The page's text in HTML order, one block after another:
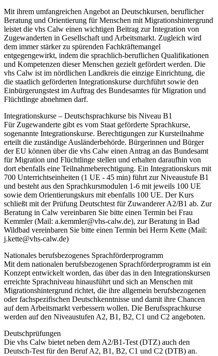
Mit ihrem umfangreichen Angebot an Deutschkursen, beruflicher
Beratung und Orientierung für Menschen mit Migrationshintergrund
leistet die vhs Calw einen wichtigen Beitrag zur Integration von
Zugewanderten in Gesellschaft und Arbeitsmarkt. Zugleich wird
dem immer stärker zu spürenden Fachkräftemangel
entgegengewirkt, indem die sprachlich-beruflichen Qualifikationen
und Kompetenzen dieser Menschen gezielt gefördert werden. Die
vhs Calw ist im nördlichen Landkreis die einzige Einrichtung, die
die staatlich geförderten Integrationskurse durchführt sowie den
Einbürgerungstest im Auftrag des Bundesamtes für Migration und
Flüchtlinge abnehmen darf.
Integrationskurse – Deutschsprachkurse bis Niveau B1
Für Zugewanderte gibt es vom Staat geförderte Sprachkurse,
sogenannte Integrationskurse. Berechtigungen zur Kursteilnahme
erteilt die zuständige Ausländerbehörde. Bürgerinnen und Bürger
der EU können über die vhs Calw einen Antrag an das Bundesamt
für Migration und Flüchtlinge stellen und erhalten daraufhin von
dort ebenfalls eine Teilnahmeberechtigung. Ein Integrationskurs mit
700 Unterrichtseinheiten (1 UE - 45 min) führt zur Niveaustufe B1
und besteht aus den Sprachkursmodulen 1-6 mit jeweils 100 UE
sowie dem Orientierungskurs mit ebenfalls 100 UE. Der Kurs
schließt mit der Prüfung Deutschtest für Zuwanderer A2/B1 ab. Zur
Beratung in Calw vereinbaren Sie bitte einen Termin bei Frau
Kemmler (Mail: a.kemmler@vhs-calw.de), zur Beratung in Bad
Wildbad vereinbaren Sie bitte einen Termin bei Herrn Kette (Mail:
j.kette@vhs-calw.de)
Nationales berufsbezogenes Sprachförderprogramm
Mit dem nationalen berufsbezogenen Sprachförderprogramm ist ein
Konzept entwickelt worden, das über das in den Integrationskursen
erreichte Sprachniveau hinausführt und sich an Menschen mit
Migrationshintergrund richtet, die ihre allgemein berufsbezogenen
oder fachspezifischen Deutschkenntnisse und damit ihre Chancen
auf dem Arbeitsmarkt verbessern wollen. Die Berufssprachkurse
werden auf den Niveaustufen A2, B1, B2, C1 und C2 angeboten.
Deutschprüfungen
Die vhs Calw bietet neben dem A2/B1-Test (DTZ) auch den
Deutsch-Test für den Beruf A2, B1, B2, C1 und C2 (DTB) an.